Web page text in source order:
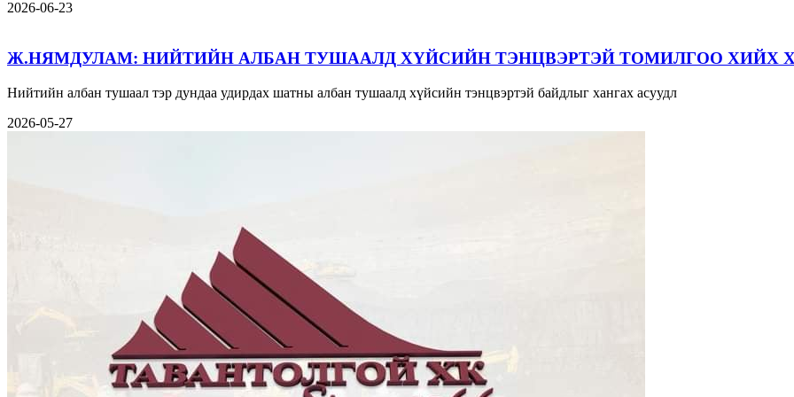
2026-06-23
Ж.НЯМДУЛАМ: НИЙТИЙН АЛБАН ТУШААЛД ХҮЙСИЙН ТЭНЦВЭРТЭЙ ТОМИЛГОО ХИЙХ
Нийтийн албан тушаал тэр дундаа удирдах шатны албан тушаалд хүйсийн тэнцвэртэй байдлыг хангах асуудл
2026-05-27